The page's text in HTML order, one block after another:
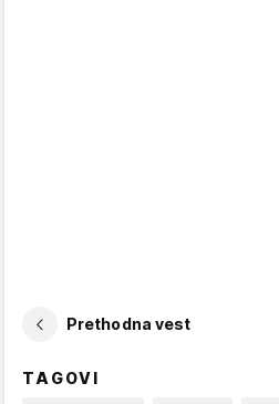
Prethodna vest
TAGOVI